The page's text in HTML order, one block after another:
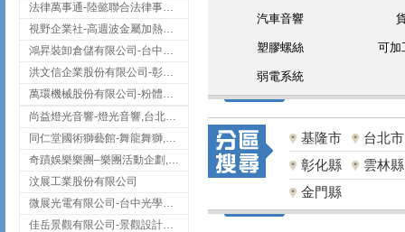
法律萬事通-陸懿聯合法律事務所
視野企業社-高週波金屬加熱設備,彰化高週波金屬加熱設備
鴻昇裝卸倉儲有限公司-台中貨櫃裝卸
洪文信企業股份有限公司-彰化鋅合金鑄造,彰化五金加工,彰化五金配件
萬環機械股份有限公司-粉體塗裝設備,輸送機,輸送機設備,台南輸送機
尚益燈光音響-燈光音響,台北燈光音響,台北燈光音響出租
同仁堂國術獅藝館-舞龍舞獅,台中舞龍舞獅
奇蹟娛樂樂團–樂團活動企劃,台中樂團表演,台中婚禮樂團
汶展工業股份有限公司
微展光電有限公司-台中光學鍍膜,optical filter taiwan,台灣光學鍍膜
佳岳景觀有限公司-景觀設計公司,台北景觀設計,台北景觀工程,中山區景觀設計
汽車音響
塑膠螺絲 可加
弱電系統
基隆市
台北市
彰化縣
雲林縣
金門縣